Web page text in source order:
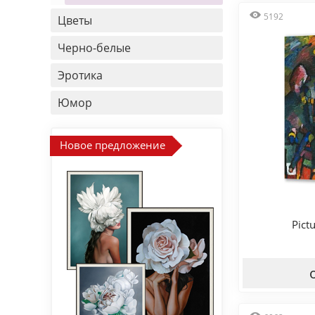
Цветы
Черно-белые
Эротика
Юмор
Новое предложение
5192